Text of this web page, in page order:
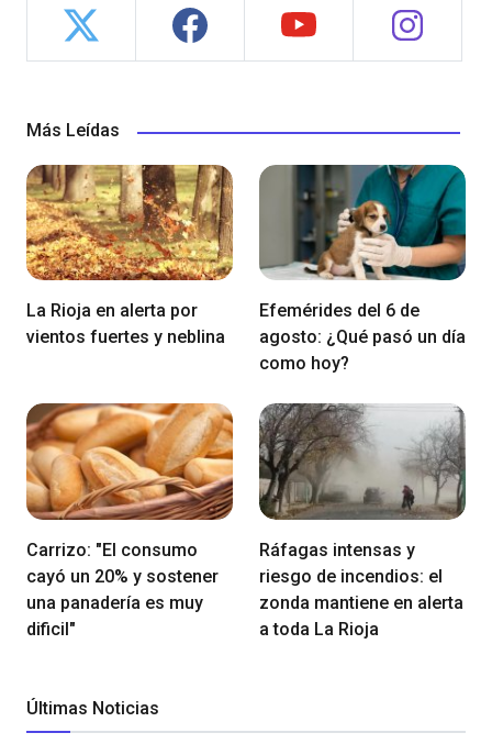
Más Leídas
La Rioja en alerta por
vientos fuertes y neblina
Efemérides del 6 de
agosto: ¿Qué pasó un día
como hoy?
Carrizo: "El consumo
cayó un 20% y sostener
una panadería es muy
dificil"
Ráfagas intensas y
riesgo de incendios: el
zonda mantiene en alerta
a toda La Rioja
Últimas Noticias